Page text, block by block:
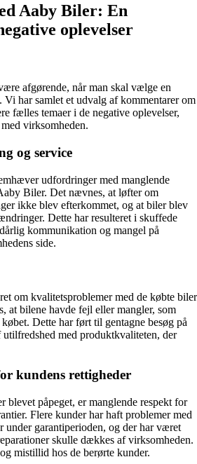
Aaby Biler: En
oplevelser
afgørende, når man skal vælge en
Vi har samlet et udvalg af kommentarer om
fælles temaer i de negative oplevelser,
virksomheden.
og service
udfordringer med manglende
Biler. Det nævnes, at løfter om
ikke blev efterkommet, og at biler blev
Dette har resulteret i skuffede
kommunikation og mangel på
side.
om kvalitetsproblemer med de købte biler
at bilene havde fejl eller mangler, som
Dette har ført til gentagne besøg på
med produktkvaliteten, der
kundens rettigheder
blevet påpeget, er manglende respekt for
Flere kunder har haft problemer med
under garantiperioden, og der har været
skulle dækkes af virksomheden.
mistillid hos de berørte kunder.